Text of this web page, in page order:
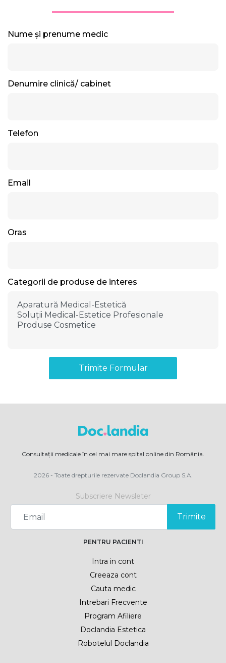
Nume și prenume medic
Denumire clinică/ cabinet
Telefon
Email
Oras
Categorii de produse de interes
Trimite Formular
Consultații medicale în cel mai mare spital online din România.
2026 - Toate drepturile rezervate Doclandia Group S.A.
Subscriere Newsleter
Trimite
PENTRU PACIENTI
Intra in cont
Creeaza cont
Cauta medic
Intrebari Frecvente
Program Afiliere
Doclandia Estetica
Robotelul Doclandia